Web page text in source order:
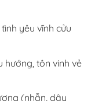
yêu vĩnh cửu
hướng, tôn vinh vẻ
(nhẫn, dây